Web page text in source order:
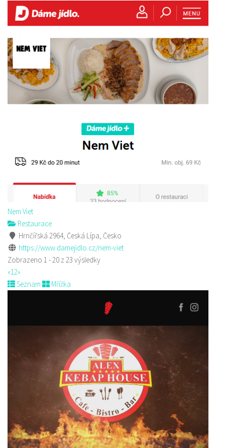
Nem Viet
Restaurace
Hrnčířská 2964, Česká Lípa, Česko
https://www.damejidlo.cz/nem-viet
Zobrazeno 1 - 20 z 23 výsledky
«12»
Seznam
Mřížka